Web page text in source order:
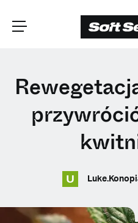
WYBIERZ
English (United
English (United
U